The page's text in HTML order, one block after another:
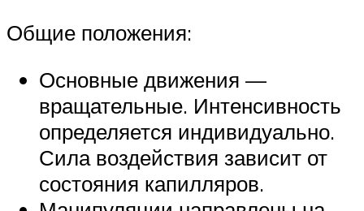
Общие положения:
Основные движения —
вращательные. Интенсивность
определяется индивидуально.
Сила воздействия зависит от
состояния капилляров.